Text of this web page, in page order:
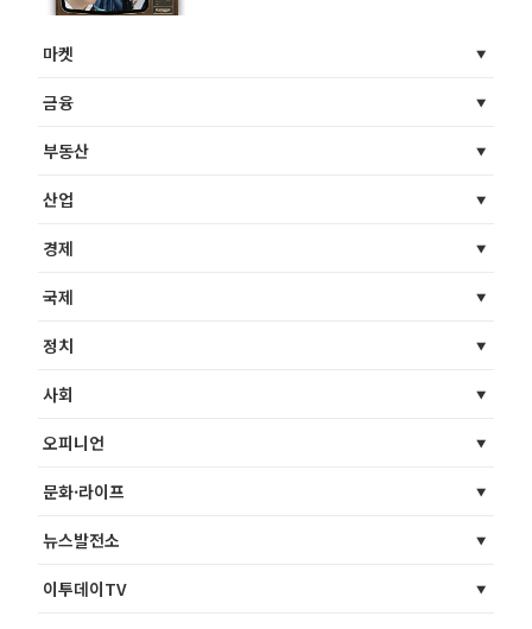
마켓
금융
부동산
산업
경제
국제
정치
사회
오피니언
문화·라이프
뉴스발전소
이투데이TV